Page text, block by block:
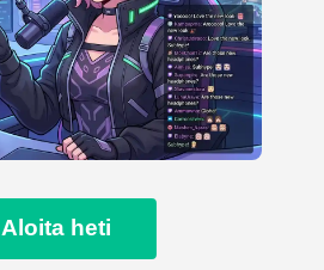
Aloita heti